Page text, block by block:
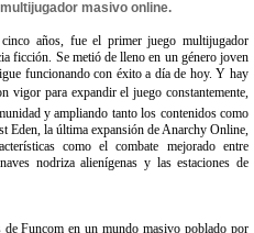
masivo online.
años, fue el primer juego multijugador
ficción. Se metió de lleno en un género joven
funcionando con éxito a día de hoy. Y hay
vigor para expandir el juego constantemente,
y ampliando tanto los contenidos como
Eden, la última expansión de Anarchy Online,
como el combate mejorado entre
nodriza alienígenas y las estaciones de
Funcom en un mundo masivo poblado por